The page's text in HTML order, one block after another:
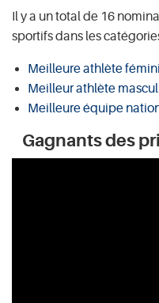
Il y a un total de 16
sportifs dans les
Meilleure athlète
Meilleur athlète
Meilleure équipe
Gagnants des